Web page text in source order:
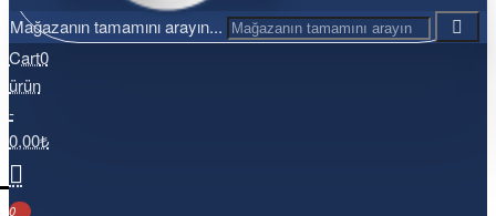
Mağazanın tamamını arayın...
Cart0
ürün
-
0,00₺
0